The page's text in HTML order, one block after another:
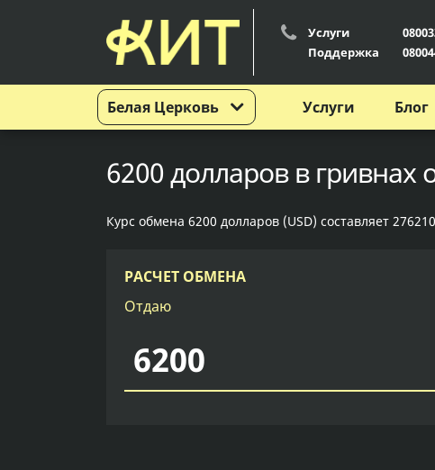
Белая Церковь
Услуги
Поддержка
Услуги Блог
6200 долларов в
Курс обмена 6200 долларов (USD) составляет
РАСЧЕТ ОБМЕНА
Отдаю